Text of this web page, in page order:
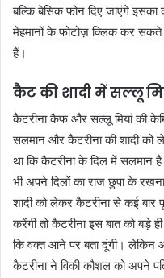
बल्कि बेसिक फोन दिए जाएंगे इसका
मेहमानों के फोटोज़ क्लिक कर सकते
हैं।
कैट की शादी में सल्लू
कैटरीना कैफ और सल्लू मियां की
सलमान और कैटरीना की शादी को
था कि कैटरीना के दिल में सलमान है
भी अपने दिलों का राज छुपा के
शादी को लेकर कैटरीना से कई बार
करेंगी तो कैटरीना इस बात को बड़े
कि वक्त आने पर बता दूंगी।
कैटरीना ने विकी कौशल को अपने